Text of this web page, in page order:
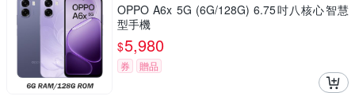
OPPO A6x 5G (6G/128G) 6.75吋八核心智慧
型手機
$5,980
券 贈品